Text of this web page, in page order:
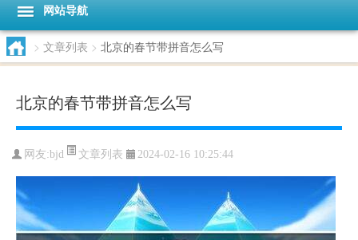
网站导航
> 文章列表 > 北京的春节带拼音怎么写
北京的春节带拼音怎么写
网友:bjd 文章列表 2024-02-16 10:25:44